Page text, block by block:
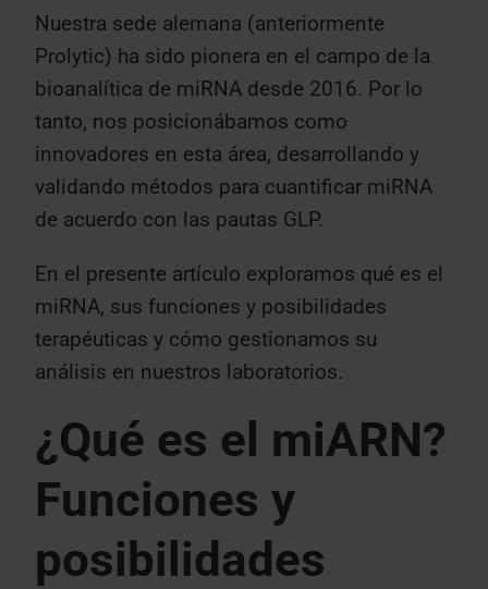
Nuestra sede alemana (anteriormente
Prolytic) ha sido pionera en el campo de la
bioanalítica de miRNA desde 2016. Por lo
tanto, nos posicionábamos como
innovadores en esta área, desarrollando y
validando métodos para cuantificar miRNA
de acuerdo con las pautas GLP.
En el presente artículo exploramos qué es el
miRNA, sus funciones y posibilidades
terapéuticas y cómo gestionamos su
análisis en nuestros laboratorios.
¿Qué es el miARN?
Funciones y
posibilidades